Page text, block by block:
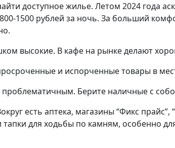
доступное жилье. Летом 2024 года
1500 рублей за ночь. За больший
высокие. В кафе на рынке делают
и испорченные товары в
Берите наличные с
есть аптека, магазины “Фикс прайс”,
для ходьбы по камням, особенно